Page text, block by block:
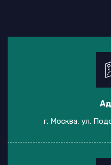
г. Москва, ул.